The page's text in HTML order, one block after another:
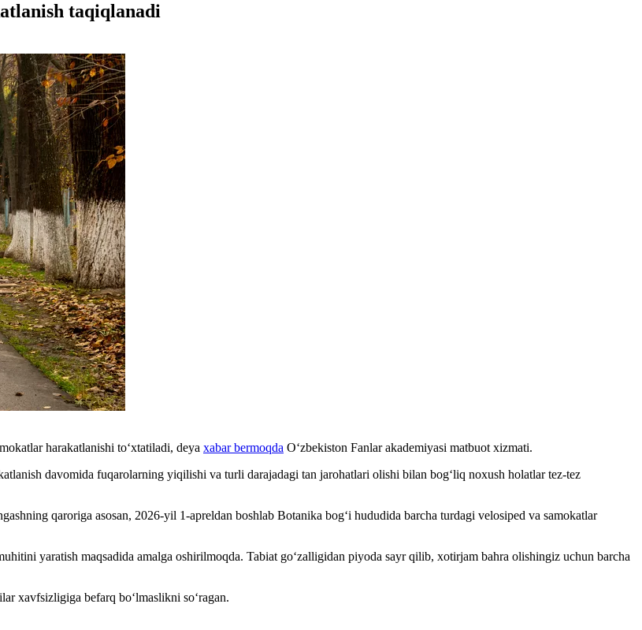
taqiqlanadi
harakatlanishi to‘xtatiladi, deya xabar bermoqda Oʻzbekiston Fanlar akademiyasi matbuot xizmati.
davomida fuqarolarning yiqilishi va turli darajadagi tan jarohatlari olishi bilan bog‘liq noxush holatlar tez-tez
qaroriga asosan, 2026-yil 1-apreldan boshlab Botanika bog‘i hududida barcha turdagi velosiped va samokatlar
yaratish maqsadida amalga oshirilmoqda. Tabiat go‘zalligidan piyoda sayr qilib, xotirjam bahra olishingiz uchun barcha
xavfsizligiga befarq bo‘lmaslikni soʻragan.